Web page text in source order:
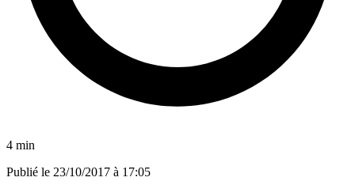
4 min
Publié le 23/10/2017 à 17:05